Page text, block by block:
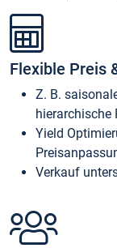
Flexible Preis
Z. B.
hierarchische
Yield
Verkauf